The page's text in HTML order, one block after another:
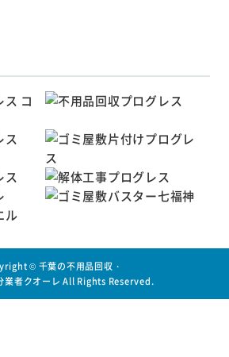
© 千葉の不用品回収・
業者クオーレ All Rights Reserved.